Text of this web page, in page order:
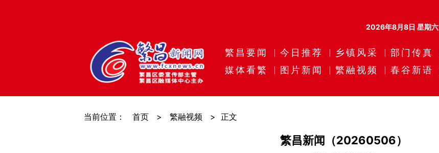
2026年8月8日 星期六
繁昌要闻 今日推荐 乡镇风采 部门传真
媒体看繁
图片新闻 繁融视频 春谷新语
当前位置： 首页 > 繁融视频 > 正文
繁昌新闻（20260506）